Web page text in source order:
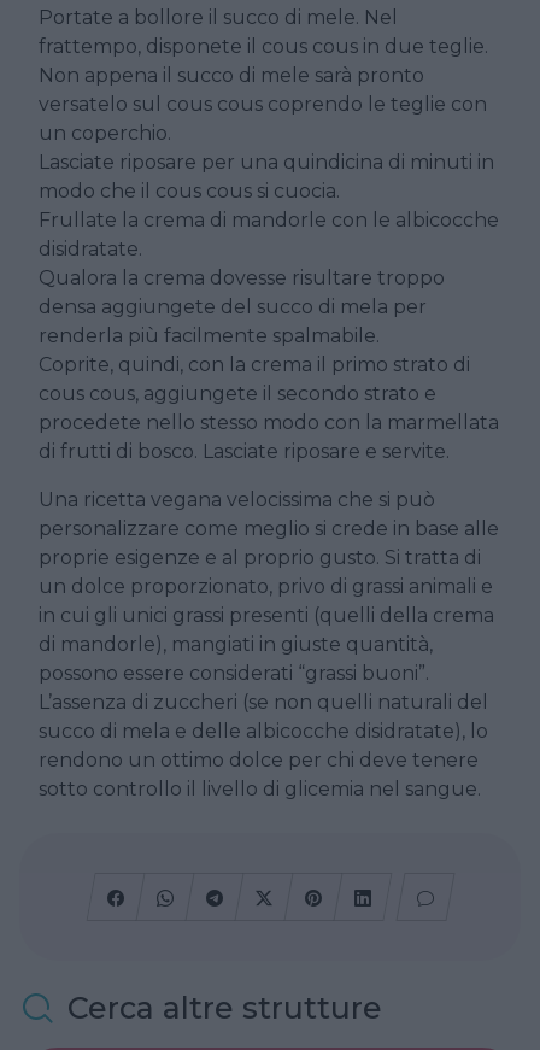
Portate a bollore il succo di mele. Nel
frattempo, disponete il cous cous in due teglie.
Non appena il succo di mele sarà pronto
versatelo sul cous cous coprendo le teglie con
un coperchio.
Lasciate riposare per una quindicina di minuti in
modo che il cous cous si cuocia.
Frullate la crema di mandorle con le albicocche
disidratate.
Qualora la crema dovesse risultare troppo
densa aggiungete del succo di mela per
renderla più facilmente spalmabile.
Coprite, quindi, con la crema il primo strato di
cous cous, aggiungete il secondo strato e
procedete nello stesso modo con la marmellata
di frutti di bosco. Lasciate riposare e servite.
Una ricetta vegana velocissima che si può
personalizzare come meglio si crede in base alle
proprie esigenze e al proprio gusto. Si tratta di
un dolce proporzionato, privo di grassi animali e
in cui gli unici grassi presenti (quelli della crema
di mandorle), mangiati in giuste quantità,
possono essere considerati “grassi buoni”.
L’assenza di zuccheri (se non quelli naturali del
succo di mela e delle albicocche disidratate), lo
rendono un ottimo dolce per chi deve tenere
sotto controllo il livello di glicemia nel sangue.
Cerca altre strutture